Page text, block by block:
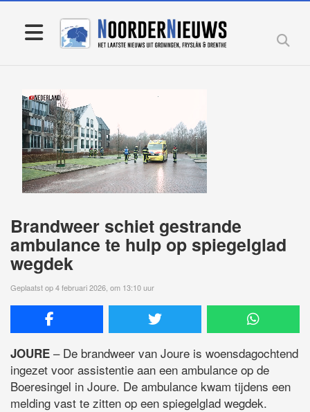
Brandweer schiet gestrande
ambulance te hulp op spiegelglad
wegdek
Geplaatst op 4 februari 2026, om 13:10 uur
JOURE – De brandweer van Joure is woensdagochtend
ingezet voor assistentie aan een ambulance op de
Boeresingel in Joure. De ambulance kwam tijdens een
melding vast te zitten op een spiegelglad wegdek.